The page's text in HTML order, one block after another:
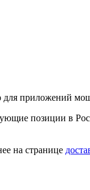
для приложений
позиции в
на странице